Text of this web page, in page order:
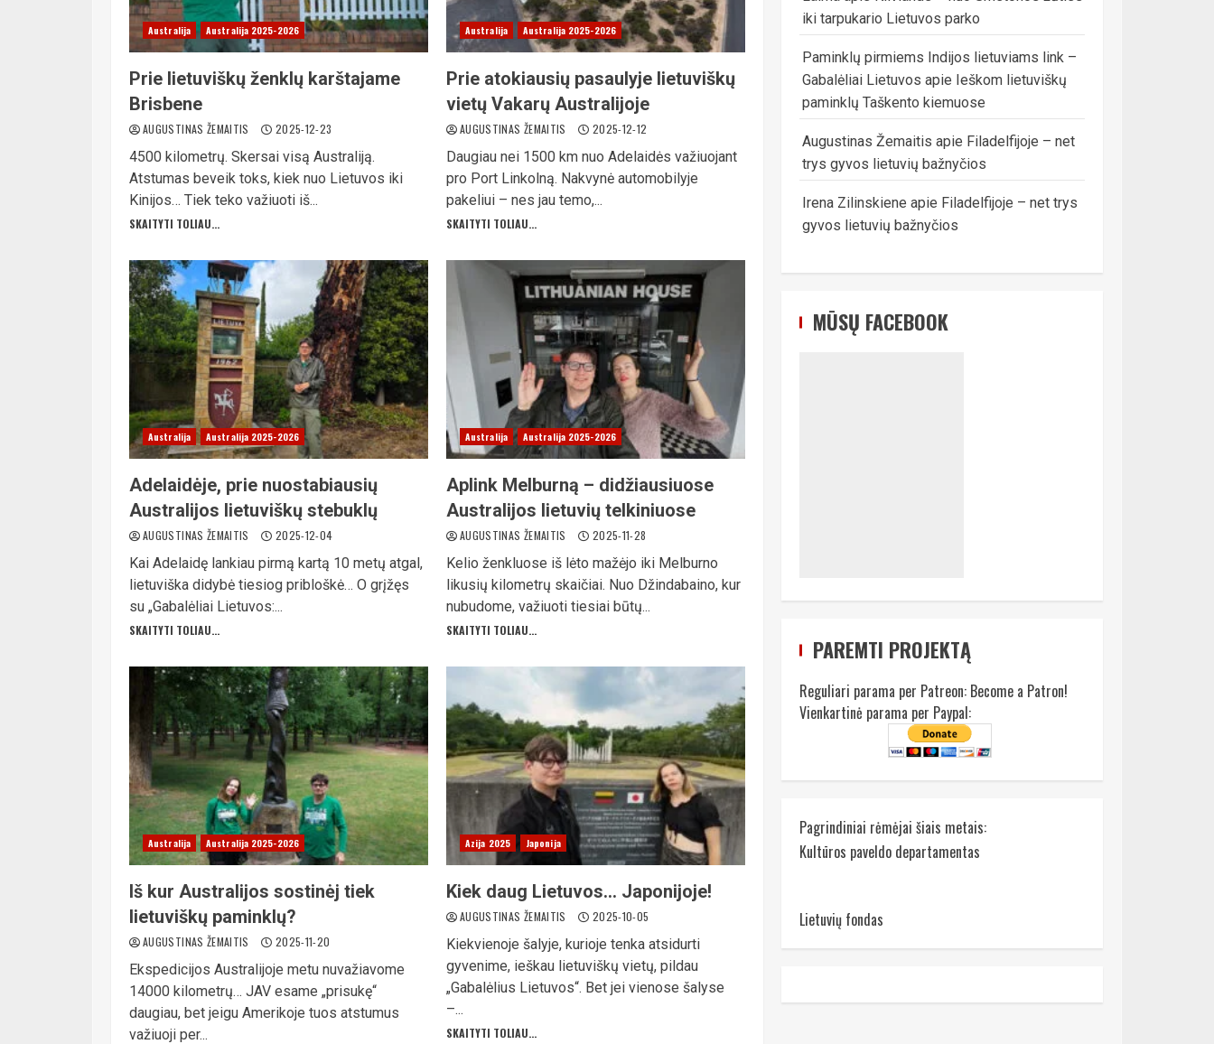
Australija Australija 2025-2026
Prie lietuviškų ženklų karštajame
Brisbene
AUGUSTINAS ŽEMAITIS 2025-12-23
4500 kilometrų. Skersai visą Australiją.
Atstumas beveik toks, kiek nuo Lietuvos iki
Kinijos… Tiek teko važiuoti iš...
SKAITYTI TOLIAU...
Australija Australija 2025-2026
Prie atokiausių pasaulyje lietuviškų
vietų Vakarų Australijoje
AUGUSTINAS ŽEMAITIS 2025-12-12
Daugiau nei 1500 km nuo Adelaidės važiuojant
pro Port Linkolną. Nakvynė automobilyje
pakeliui – nes jau temo,...
SKAITYTI TOLIAU...
Australija Australija 2025-2026
Adelaidėje, prie nuostabiausių
Australijos lietuviškų stebuklų
AUGUSTINAS ŽEMAITIS 2025-12-04
Kai Adelaidę lankiau pirmą kartą 10 metų atgal,
lietuviška didybė tiesiog pribloškė… O grįžęs
su „Gabalėliai Lietuvos:...
SKAITYTI TOLIAU...
Australija Australija 2025-2026
Aplink Melburną – didžiausiuose
Australijos lietuvių telkiniuose
AUGUSTINAS ŽEMAITIS 2025-11-28
Kelio ženkluose iš lėto mažėjo iki Melburno
likusių kilometrų skaičiai. Nuo Džindabaino, kur
nubudome, važiuoti tiesiai būtų...
SKAITYTI TOLIAU...
Australija Australija 2025-2026
Iš kur Australijos sostinėj tiek
lietuviškų paminklų?
AUGUSTINAS ŽEMAITIS 2025-11-20
Ekspedicijos Australijoje metu nuvažiavome
14000 kilometrų… JAV esame „prisukę“
daugiau, bet jeigu Amerikoje tuos atstumus
važiuoji per...
Azija 2025 Japonija
Kiek daug Lietuvos… Japonijoje!
AUGUSTINAS ŽEMAITIS 2025-10-05
Kiekvienoje šalyje, kurioje tenka atsidurti
gyvenime, ieškau lietuviškų vietų, pildau
„Gabalėlius Lietuvos“. Bet jei vienose šalyse
–...
SKAITYTI TOLIAU...
iki tarpukario Lietuvos parko
Paminklų pirmiems Indijos lietuviams link –
Gabalėliai Lietuvos apie Ieškom lietuviškų
paminklų Taškento kiemuose
Augustinas Žemaitis apie Filadelfijoje – net
trys gyvos lietuvių bažnyčios
Irena Zilinskiene apie Filadelfijoje – net trys
gyvos lietuvių bažnyčios
MŪSŲ FACEBOOK
PAREMTI PROJEKTĄ
Reguliari parama per Patreon: Become a Patron!
Vienkartinė parama per Paypal:
Pagrindiniai rėmėjai šiais metais:
Kultūros paveldo departamentas
Lietuvių fondas